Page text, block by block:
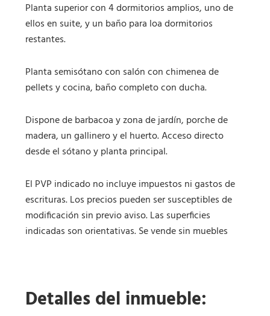
Planta superior con 4 dormitorios amplios, uno de
ellos en suite, y un baño para loa dormitorios
restantes.
Planta semisótano con salón con chimenea de
pellets y cocina, baño completo con ducha.
Dispone de barbacoa y zona de jardín, porche de
madera, un gallinero y el huerto. Acceso directo
desde el sótano y planta principal.
El PVP indicado no incluye impuestos ni gastos de
escrituras. Los precios pueden ser susceptibles de
modificación sin previo aviso. Las superficies
indicadas son orientativas. Se vende sin muebles
Detalles del inmueble: